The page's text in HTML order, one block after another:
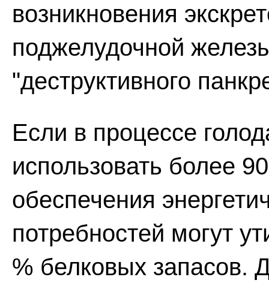
возникновения
поджелудочной
"деструктивного
Если в процессе
использовать более
обеспечения
потребностей могут
% белковых запасов.